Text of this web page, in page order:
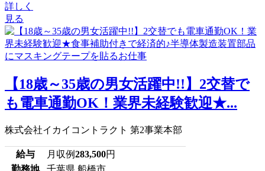
詳しく
見る
【18歳～35歳の男女活躍中!!】2交替で
も電車通勤OK！業界未経験歓迎★...
株式会社イカイコントラクト 第2事業本部
給与 月収例283,500円
勤務地
千葉県 船橋市